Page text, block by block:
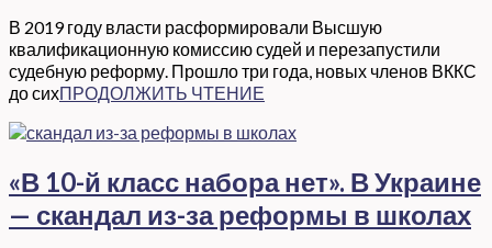
В 2019 году власти расформировали Высшую
квалификационную комиссию судей и перезапустили
судебную реформу. Прошло три года, новых членов ВККС
до сихПРОДОЛЖИТЬ ЧТЕНИЕ
«В 10-й класс набора нет». В Украине
— скандал из-за реформы в школах